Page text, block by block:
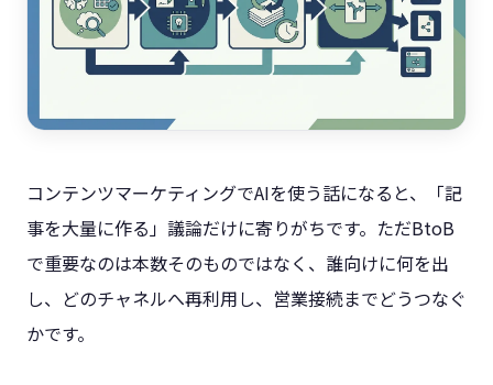
コンテンツマーケティングでAIを使う話になると、「記
事を大量に作る」議論だけに寄りがちです。ただBtoB
で重要なのは本数そのものではなく、誰向けに何を出
し、どのチャネルへ再利用し、営業接続までどうつなぐ
かです。